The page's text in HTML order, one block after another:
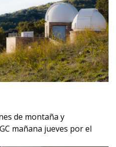
de montaña y
mañana jueves por el